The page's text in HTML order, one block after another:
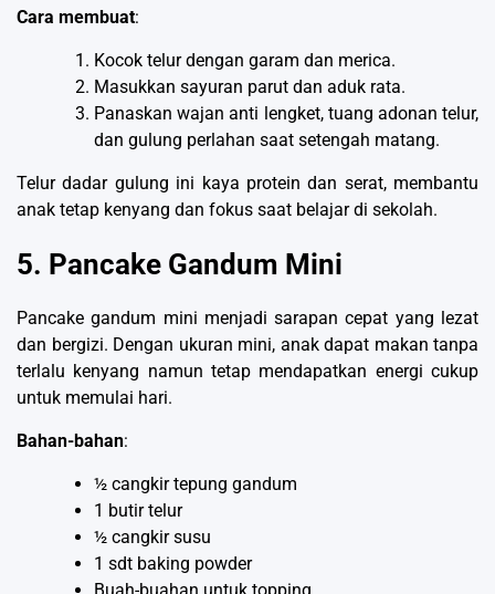
Cara membuat:
Kocok telur dengan garam dan merica.
Masukkan sayuran parut dan aduk rata.
Panaskan wajan anti lengket, tuang adonan telur,
dan gulung perlahan saat setengah matang.
Telur dadar gulung ini kaya protein dan serat, membantu
anak tetap kenyang dan fokus saat belajar di sekolah.
5. Pancake Gandum Mini
Pancake gandum mini menjadi sarapan cepat yang lezat
dan bergizi. Dengan ukuran mini, anak dapat makan tanpa
terlalu kenyang namun tetap mendapatkan energi cukup
untuk memulai hari.
Bahan-bahan:
½ cangkir tepung gandum
1 butir telur
½ cangkir susu
1 sdt baking powder